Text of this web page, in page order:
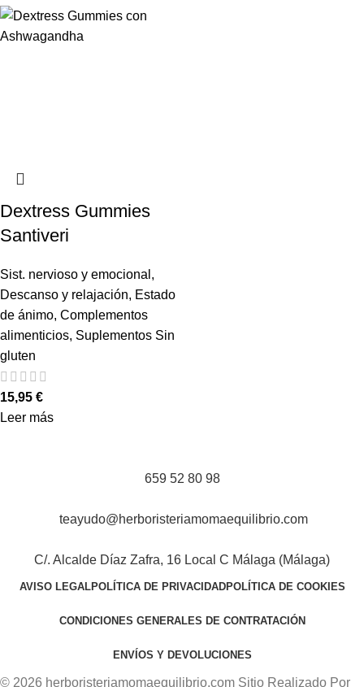
Dextress Gummies
Santiveri
Sist. nervioso y emocional ,
Descanso y relajación, Estado
de ánimo, Complementos
alimenticios, Suplementos Sin
gluten
15,95 €
Leer más
659 52 80 98
teayudo@herboristeriamomaequilibrio.com
C/. Alcalde Díaz Zafra, 16 Local C Málaga (Málaga)
AVISO LEGALPOLÍTICA DE PRIVACIDADPOLÍTICA DE COOKIES
CONDICIONES GENERALES DE CONTRATACIÓN
ENVÍOS Y DEVOLUCIONES
© 2026 herboristeriamomaequilibrio.com Sitio Realizado Por